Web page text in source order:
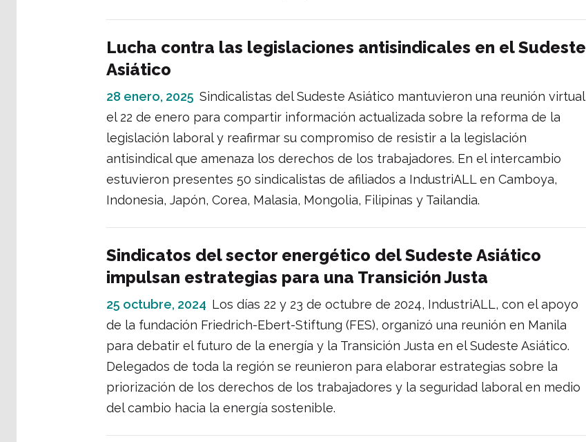
Lucha contra las legislaciones antisindicales en el Sudeste
Asiático
28 enero, 2025 Sindicalistas del Sudeste Asiático mantuvieron una reunión virtual
el 22 de enero para compartir información actualizada sobre la reforma de la
legislación laboral y reafirmar su compromiso de resistir a la legislación
antisindical que amenaza los derechos de los trabajadores. En el intercambio
estuvieron presentes 50 sindicalistas de afiliados a IndustriALL en Camboya,
Indonesia, Japón, Corea, Malasia, Mongolia, Filipinas y Tailandia.
Sindicatos del sector energético del Sudeste Asiático
impulsan estrategias para una Transición Justa
25 octubre, 2024 Los días 22 y 23 de octubre de 2024, IndustriALL, con el apoyo
de la fundación Friedrich-Ebert-Stiftung (FES), organizó una reunión en Manila
para debatir el futuro de la energía y la Transición Justa en el Sudeste Asiático.
Delegados de toda la región se reunieron para elaborar estrategias sobre la
priorización de los derechos de los trabajadores y la seguridad laboral en medio
del cambio hacia la energía sostenible.